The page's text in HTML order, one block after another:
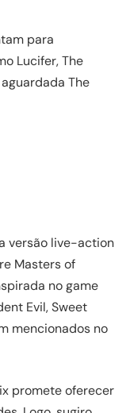
para
Lucifer, The
The
versão live-action
Masters of
no game
Evil, Sweet
mencionados no
promete oferecer